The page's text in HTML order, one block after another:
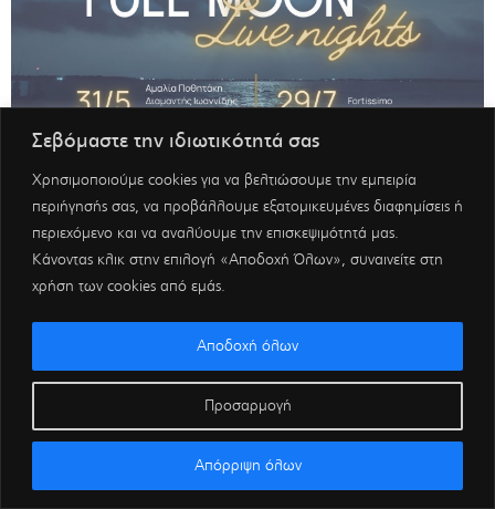
Σεβόμαστε την ιδιωτικότητά σας
Χρησιμοποιούμε cookies για να βελτιώσουμε την εμπειρία
περιήγησής σας, να προβάλλουμε εξατομικευμένες διαφημίσεις ή
περιεχόμενο και να αναλύουμε την επισκεψιμότητά μας.
Κάνοντας κλικ στην επιλογή «Αποδοχή Όλων», συναινείτε στη
χρήση των cookies από εμάς.
Προσαρμογή
Απόρριψη όλων
Αποδοχή όλων